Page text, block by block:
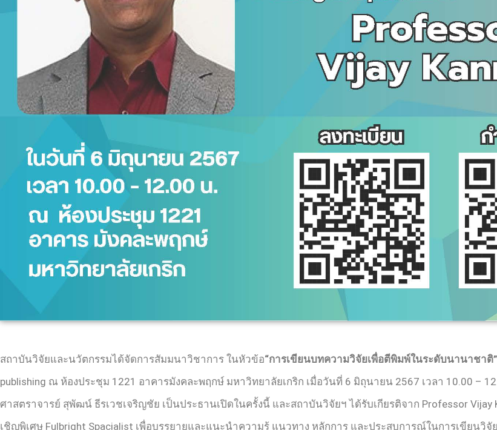
สถาบันวิจัยและนวัตกรรมได้จัดการสัมมนาวิชาการ ในหัวข้อ“การเขียนบทความวิจัยเพื่อตีพิมพ์ในระดับนานาชาติ”
publishing ณ ห้องประชุม 1221 อาคารมังคละพฤกษ์ มหาวิทยาลัยเกริก เมื่อวันที่ 6 มิถุนายน 2567 เวลา 10.00 –
ศาสตราจารย์ สุพัฒน์ ธีรเวชเจริญชัย เป็นประธานเปิดในครั้งนี้ และสถาบันวิจัยฯ ได้รับเกียรติจาก Professor Vijay
เชิญพิเศษ Fulbright Spacialist เพื่อบรรยายและแนะนำความรู้ แนวทาง หลักการ และประสบการณ์ในการเขียนวิจั